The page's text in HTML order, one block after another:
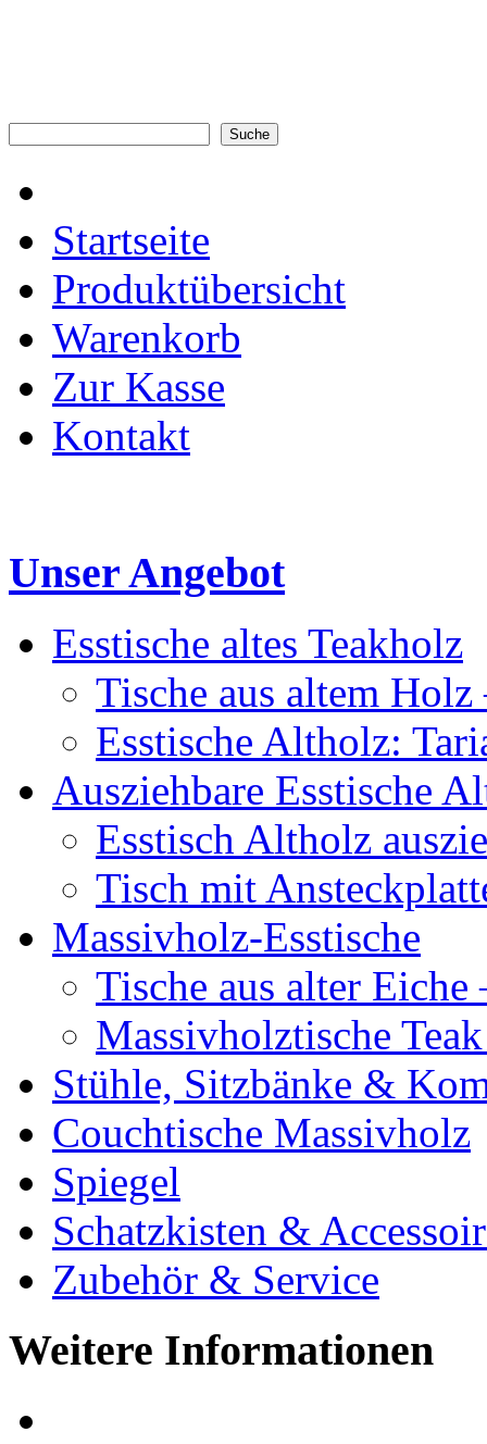
Startseite
Produktübersicht
Warenkorb
Zur Kasse
Kontakt
Unser Angebot
Esstische altes Teakholz
Tische aus altem
Esstische Altholz:
Ausziehbare Esstische
Esstisch Altholz
Tisch mit
Massivholz-Esstische
Tische aus alter
Massivholztische
Stühle, Sitzbänke &
Couchtische Massivholz
Spiegel
Schatzkisten &
Zubehör & Service
Weitere Informationen